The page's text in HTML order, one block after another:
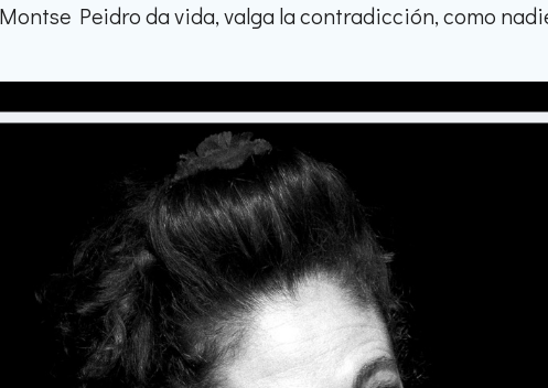
Peidro da vida, valga la contradicción, como